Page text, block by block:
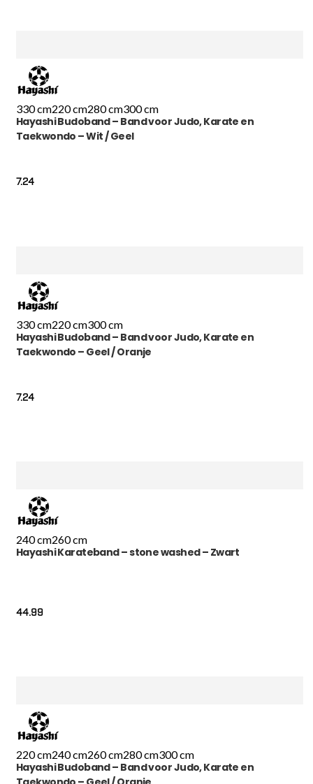
330 cm220 cm280 cm300 cm
Hayashi Budoband – Band voor Judo, Karate en
Taekwondo – Wit / Geel
7.24
330 cm220 cm300 cm
Hayashi Budoband – Band voor Judo, Karate en
Taekwondo – Geel / Oranje
7.24
240 cm260 cm
Hayashi Karateband – stone washed – Zwart
44.99
220 cm240 cm260 cm280 cm300 cm
Hayashi Budoband – Band voor Judo, Karate en